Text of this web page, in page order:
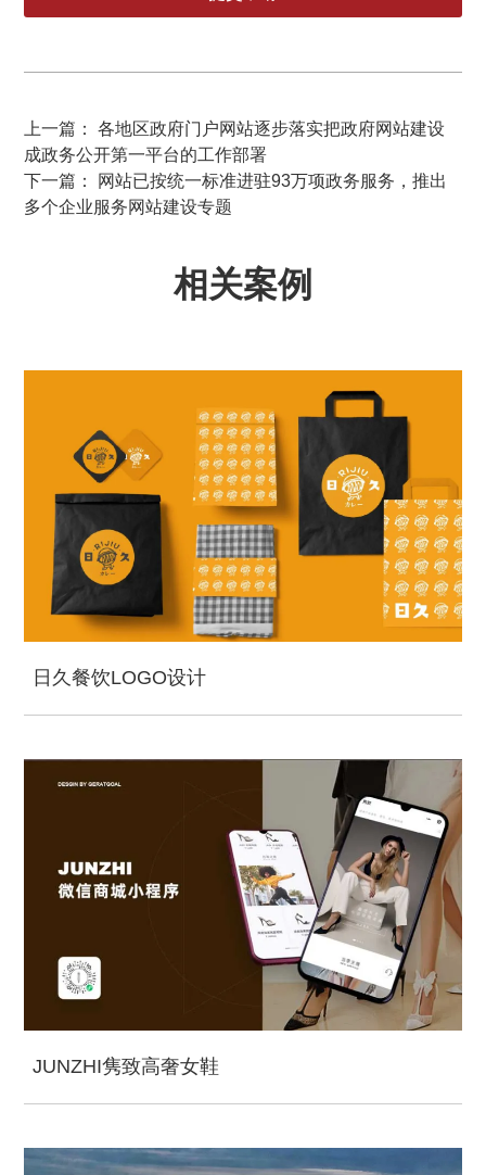
上一篇： 各地区政府门户网站逐步落实把政府网站建设
成政务公开第一平台的工作部署
下一篇： 网站已按统一标准进驻93万项政务服务，推出
多个企业服务网站建设专题
相关案例
日久餐饮LOGO设计
JUNZHI隽致高奢女鞋